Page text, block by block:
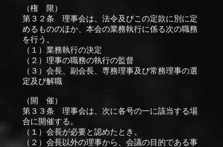
（権 限）
第３２条 理事会は、法令及びこの定款に別に定
めるもののほか、本会の業務執行に係る次の職務
を行う。
（１）業務執行の決定
（２）理事の職務の執行の監督
（３）会長、副会長、専務理事及び常務理事の選
定及び解職
（開 催）
第３３条 理事会は、次に各号の一に該当する場
合に開催する。
（１）会長が必要と認めたとき。
（２）会長以外の理事から、会議の目的である事